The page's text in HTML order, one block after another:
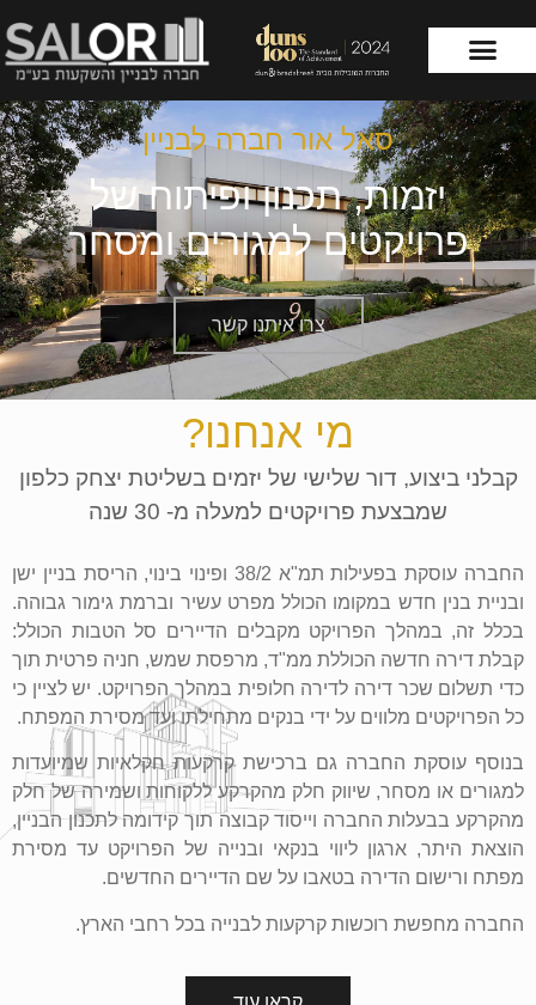
סאל אור חברה לבניין
יזמות, תכנון ופיתוח של
פרויקטים למגורים ומסחר
צרו איתנו קשר
מי אנחנו?
קבלני ביצוע, דור שלישי של יזמים בשליטת יצחק כלפון
שמבצעת פרויקטים למעלה מ- 30 שנה
החברה עוסקת בפעילות תמ"א 38/2 ופינוי בינוי, הריסת בניין ישן
ובניית בנין חדש במקומו הכולל מפרט עשיר וברמת גימור גבוהה.
בכלל זה, במהלך הפרויקט מקבלים הדיירים סל הטבות הכולל:
קבלת דירה חדשה הכוללת ממ"ד, מרפסת שמש, חניה פרטית תוך
כדי תשלום שכר דירה לדירה חלופית במהלך הפרויקט. יש לציין כי
כל הפרויקטים מלווים על ידי בנקים מתחילתו ועד מסירת המפתח.
בנוסף עוסקת החברה גם ברכישת קרקעות חקלאיות שמיועדות
למגורים או מסחר, שיווק חלק מהקרקע ללקוחות ושמירה של חלק
מהקרקע בבעלות החברה וייסוד קבוצה תוך קידומה לתכנון הבניין,
הוצאת היתר, ארגון ליווי בנקאי ובנייה של הפרויקט עד מסירת
מפתח ורישום הדירה בטאבו על שם הדיירים החדשים.
החברה מחפשת רוכשות קרקעות לבנייה בכל רחבי הארץ.